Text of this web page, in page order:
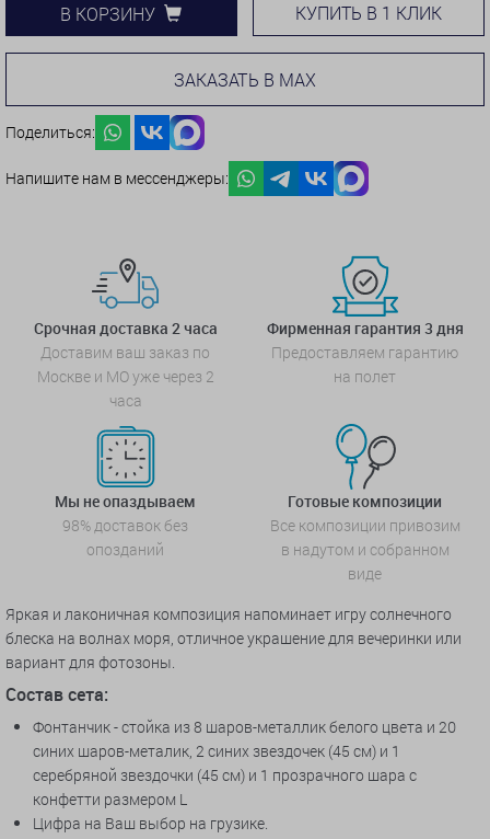
В КОРЗИНУ КУПИТЬ В 1 КЛИК
ЗАКАЗАТЬ В MAX
Поделиться:
Напишите нам в мессенджеры:
Срочная доставка 2 часа
Доставим ваш заказ по
Москве и МО уже через 2
часа
Фирменная гарантия 3 дня
Предоставляем гарантию
на полет
Мы не опаздываем
98% доставок без
опозданий
Готовые композиции
Все композиции привозим
в надутом и собранном
виде
Яркая и лаконичная композиция напоминает игру солнечного
блеска на волнах моря, отличное украшение для вечеринки или
вариант для фотозоны.
Состав сета:
Фонтанчик - стойка из 8 шаров-металлик белого цвета и 20
синих шаров-металик, 2 синих звездочек (45 см) и 1
серебряной звездочки (45 см) и 1 прозрачного шара с
конфетти размером L
Цифра на Ваш выбор на грузике.